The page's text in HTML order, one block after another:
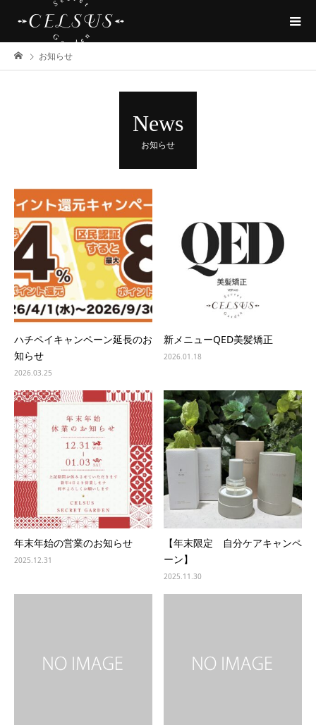
お知らせ
News
お知らせ
ハチペイキャンペーン延長のお
知らせ
2026.03.25
新メニューQED美髪矯正
2026.01.18
年末年始の営業のお知らせ
2025.12.31
【年末限定 自分ケアキャンペ
ーン】
2025.11.30